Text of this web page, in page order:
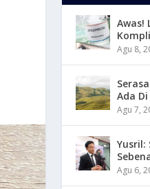
Awas!
Agu 8,
Ada
Agu 7,
Yusril:
Agu 6,